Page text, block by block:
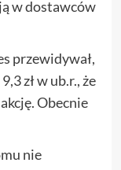
w dostawców
przewidywał,
zł w ub.r., że
Obecnie
nie